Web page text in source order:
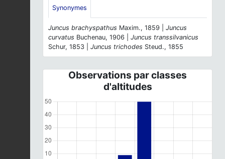
Synonymes
Juncus brachyspathus Maxim., 1859 | Juncus
curvatus Buchenau, 1906 | Juncus transsilvanicus
Schur, 1853 | Juncus trichodes Steud., 1855
Observations par classes
d'altitudes